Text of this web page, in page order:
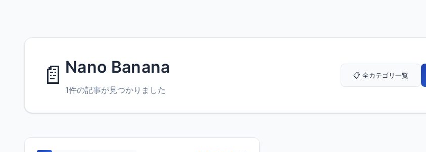
📄 Nano Banana
1件の記事が見つかりました
📋 全カテゴリ一覧